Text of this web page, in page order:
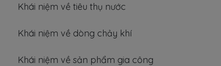
Khái niệm về tiêu thụ nước
Khái niệm về dòng chảy khí
Khái niệm về sản phẩm gia công